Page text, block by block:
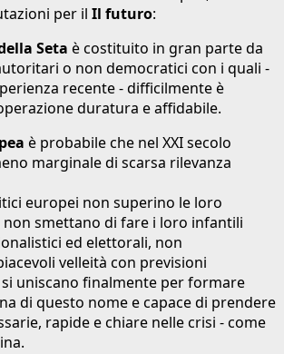
per il Il futuro:
Seta è costituito in gran parte da
o non democratici con i quali -
recente - difficilmente è
duratura e affidabile.
è probabile che nel XXI secolo
marginale di scarsa rilevanza
europei non superino le loro
non smettano di fare i loro infantili
ed elettorali, non
velleità con previsioni
uniscano finalmente per formare
di questo nome e capace di prendere
rapide e chiare nelle crisi - come